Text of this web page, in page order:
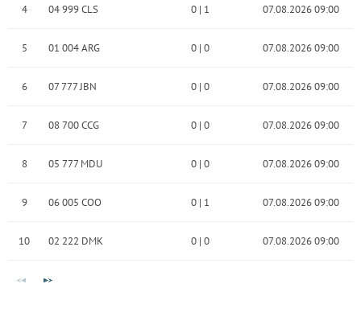
4 04 999 CLS 0| 1 07.08.2026 09:00
5 01 004 ARG 0| 0 07.08.2026 09:00
6 07 777 JBN 0| 0 07.08.2026 09:00
7 08 700 CCG 0| 0 07.08.2026 09:00
8 05 777 MDU 0| 0 07.08.2026 09:00
9 06 005 COO 0| 1 07.08.2026 09:00
10 02 222 DMK 0| 0 07.08.2026 09:00